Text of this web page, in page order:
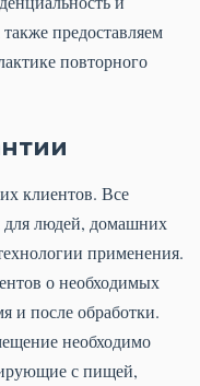
предоставляем
повторного
клиентов. Все
для людей, домашних
применения.
о необходимых
и после обработки.
необходимо
с пищей,